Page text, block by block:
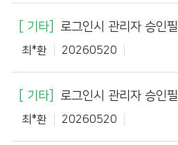
기타 로그인시 관리자 승인
최*환 20260520
기타 로그인시 관리자 승인
최*환 20260520